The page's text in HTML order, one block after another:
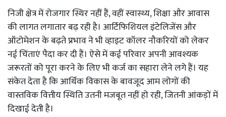
निजी क्षेत्र में रोजगार स्थिर नहीं हैं, वहीं स्वास्थ्य, शिक्षा और आवास
की लागत लगातार बढ़ रही है। आर्टिफिशियल इंटेलिजेंस और
ऑटोमेशन के बढ़ते प्रभाव ने भी व्हाइट कॉलर नौकरियों को लेकर
नई चिंताएं पैदा कर दी हैं। ऐसे में कई परिवार अपनी आवश्यक
जरूरतों को पूरा करने के लिए भी कर्ज का सहारा लेने लगे हैं। यह
संकेत देता है कि आर्थिक विकास के बावजूद आम लोगों की
वास्तविक वित्तीय स्थिति उतनी मजबूत नहीं हो रही, जितनी आंकड़ों में
दिखाई देती है।